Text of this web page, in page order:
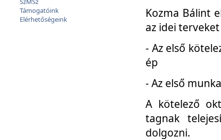
Támogatóink
Elérhetőségeink
Kozma Bálint
az idei
- Az első
ép
- Az első
A kötelező
tagnak
dolgozni.